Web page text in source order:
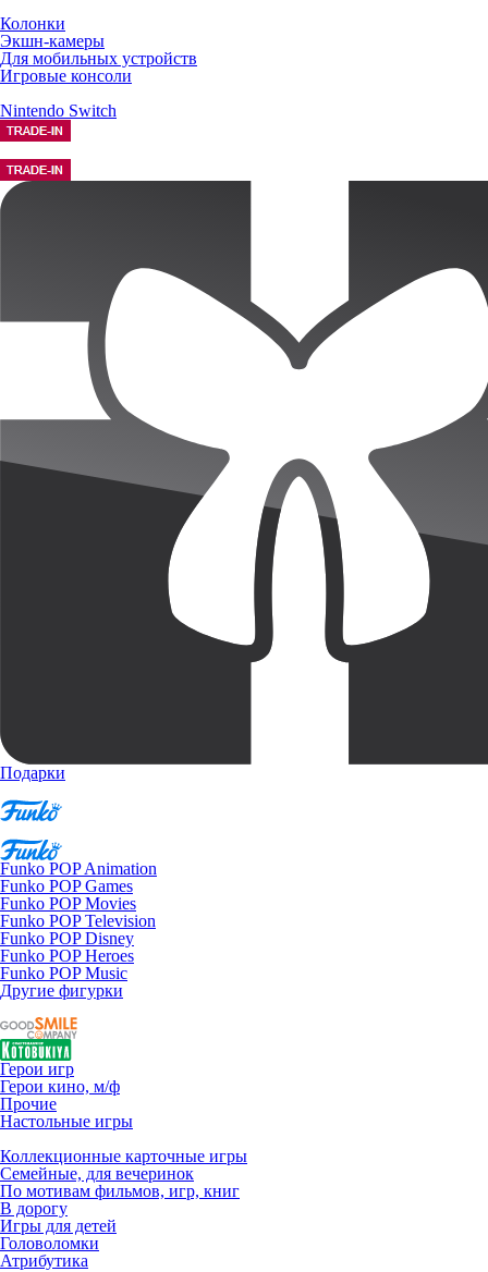
Колонки
Экшн-камеры
Для мобильных устройств
Игровые консоли
Nintendo Switch
Подарки
Funko POP Animation
Funko POP Games
Funko POP Movies
Funko POP Television
Funko POP Disney
Funko POP Heroes
Funko POP Music
Другие фигурки
Герои игр
Герои кино, м/ф
Прочие
Настольные игры
Коллекционные карточные игры
Семейные, для вечеринок
По мотивам фильмов, игр, книг
В дорогу
Игры для детей
Головоломки
Атрибутика